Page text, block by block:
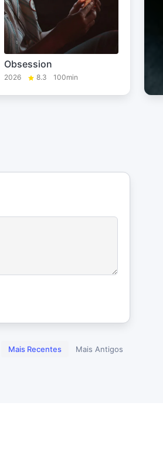
Obsession
2026 8.3 100min
Mais Recentes Mais Antigos